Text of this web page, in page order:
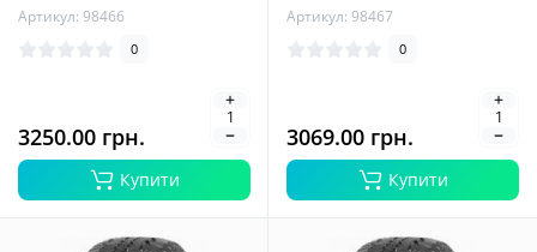
Артикул: 98466
0
3250.00 грн.
Купити
Артикул: 98467
0
3069.00 грн.
Купити